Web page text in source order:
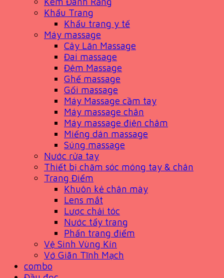
Khẩu Trang
Khẩu trang y tế
Máy massage
Cây Lăn Massage
Đai massage
Đệm Massage
Ghế massage
Gối massage
Máy Massage cầm tay
Máy massage chân
Máy massage điện châm
Miếng dán massage
Súng massage
Nước rửa tay
Thiết bị chăm sóc móng tay & chân
Trang Điểm
Khuôn kẻ chân mày
Lens mắt
Lược chải tóc
Nước tẩy trang
Phấn trang điểm
Vệ Sinh Vùng Kín
Vớ Giãn Tĩnh Mạch
combo